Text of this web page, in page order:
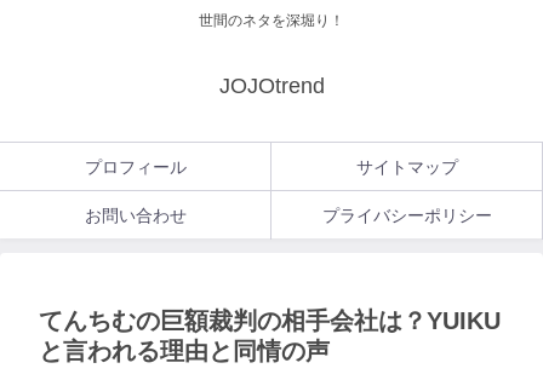
世間のネタを深堀り！
JOJOtrend
プロフィール サイトマップ
お問い合わせ プライバシーポリシー
てんちむの巨額裁判の相手会社は？YUIKU
と言われる理由と同情の声